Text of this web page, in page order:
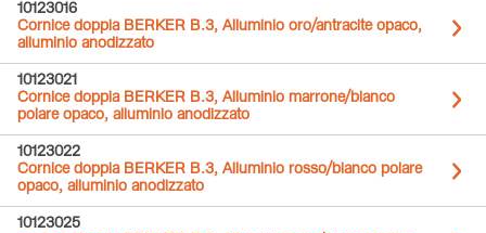
10123016
Cornice doppia BERKER B.3, Alluminio oro/antracite opaco,
alluminio anodizzato
10123021
Cornice doppia BERKER B.3, Alluminio marrone/bianco
polare opaco, alluminio anodizzato
10123022
Cornice doppia BERKER B.3, Alluminio rosso/bianco polare
opaco, alluminio anodizzato
10123025